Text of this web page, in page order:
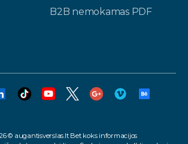
B2B nemokamas PDF
© augantisverslas.lt Bet koks informacijos